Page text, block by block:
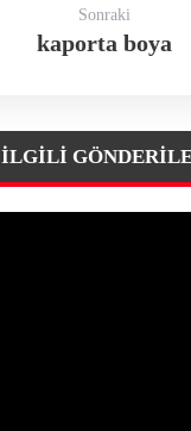
Sonraki
kaporta boya
İLGILI